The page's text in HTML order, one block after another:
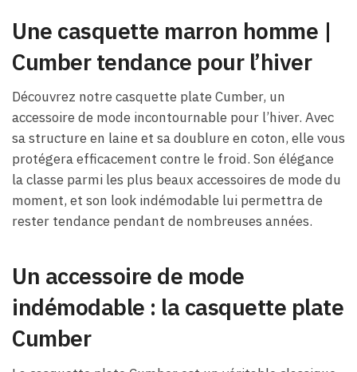
Une casquette marron homme |
Cumber tendance pour l’hiver
Découvrez notre casquette plate Cumber, un
accessoire de mode incontournable pour l’hiver. Avec
sa structure en laine et sa doublure en coton, elle vous
protégera efficacement contre le froid. Son élégance
la classe parmi les plus beaux accessoires de mode du
moment, et son look indémodable lui permettra de
rester tendance pendant de nombreuses années.
Un accessoire de mode
indémodable : la casquette plate
Cumber